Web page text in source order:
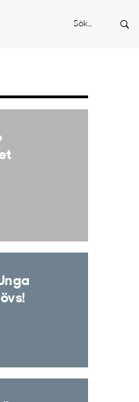
Sök